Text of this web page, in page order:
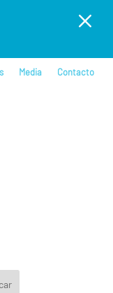
M
Media Contacto